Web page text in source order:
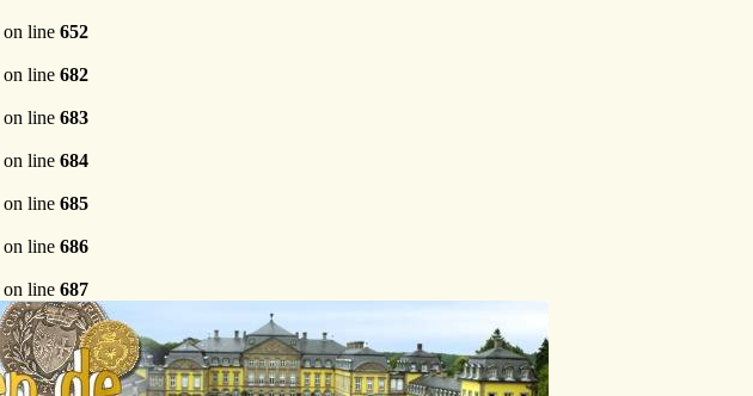
on line 652
on line 682
on line 683
on line 684
on line 685
on line 686
on line 687